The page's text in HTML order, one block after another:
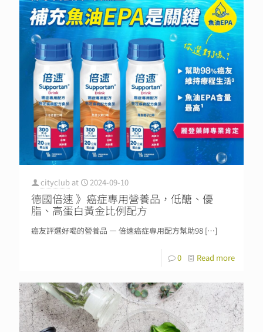
cityclub at 2024-09-10
德國倍速 》癌症專用營養品，低醣、優
脂、高蛋白黃金比例配方
癌友評選好喝的營養品 — 倍速癌症專用配方幫助98 […]
0 Read more